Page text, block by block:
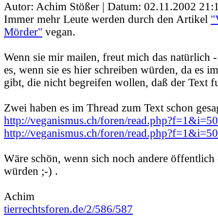
Autor: Achim Stößer | Datum: 02.11.2002
Immer mehr Leute werden durch den Artikel
Mörder" vegan.
Wenn sie mir mailen, freut mich das natürlich -
es, wenn sie es hier schreiben würden, da es
gibt, die nicht begreifen wollen, daß der Text
Zwei haben es im Thread zum Text schon
http://veganismus.ch/foren/
http://veganismus.ch/foren/
Wäre schön, wenn sich noch andere öffentlich
würden ;-) .
Achim
tierrechtsforen.de/2/586/587